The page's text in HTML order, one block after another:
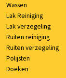
Wassen
Lak Reiniging
Lak verzegeling
Ruiten reiniging
Ruiten verzegeling
Polijsten
Doeken